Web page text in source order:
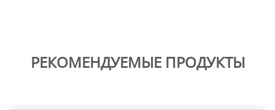
РЕКОМЕНДУЕМЫЕ ПРОДУКТЫ